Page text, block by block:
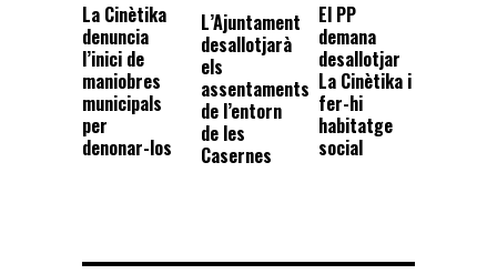
La Cinètika
denuncia
l’inici de
maniobres
municipals
per
denonar-los
L’Ajuntament
desallotjarà
els
assentaments
de l’entorn
de les
Casernes
El PP
demana
desallotjar
La Cinètika i
fer-hi
habitatge
social